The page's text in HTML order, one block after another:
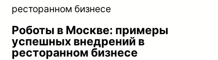
ресторанном бизнесе
Роботы в Москве: примеры
успешных внедрений в
ресторанном бизнесе